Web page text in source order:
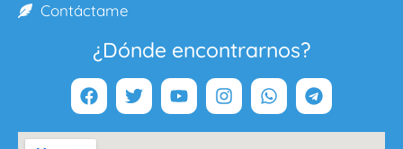
Contáctame
¿Dónde encontrarnos?